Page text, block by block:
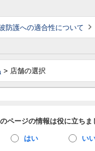
防護への適合性について
店舗の選択
ページの情報は役に立ちま
はい い